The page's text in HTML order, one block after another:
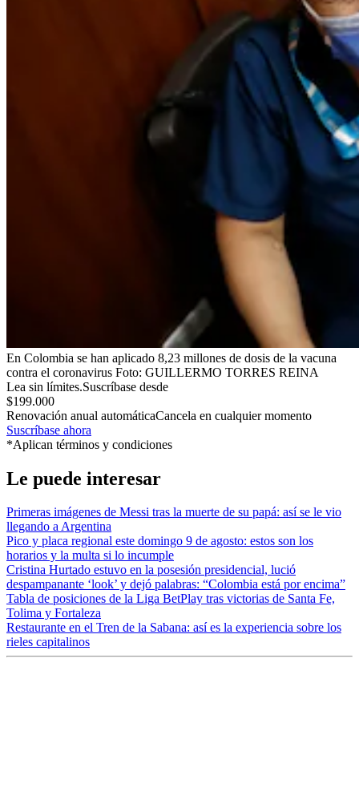
En Colombia se han aplicado 8,23 millones de dosis de la vacuna
contra el coronavirus Foto: GUILLERMO TORRES REINA
Lea sin límites.Suscríbase desde
$199.000
Renovación anual automáticaCancela en cualquier momento
Suscríbase ahora
*Aplican términos y condiciones
Le puede interesar
Primeras imágenes de Messi tras la muerte de su papá: así se le vio
llegando a Argentina
Pico y placa regional este domingo 9 de agosto: estos son los
horarios y la multa si lo incumple
Cristina Hurtado estuvo en la posesión presidencial, lució
despampanante ‘look’ y dejó palabras: “Colombia está por encima”
Tabla de posiciones de la Liga BetPlay tras victorias de Santa Fe,
Tolima y Fortaleza
Restaurante en el Tren de la Sabana: así es la experiencia sobre los
rieles capitalinos